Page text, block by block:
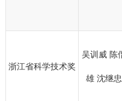
浙江省科学技术奖
吴训威 陈
雄 沈继忠